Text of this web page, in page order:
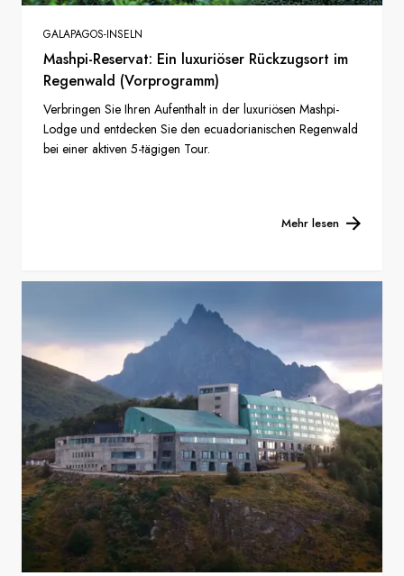
GALAPAGOS-INSELN
Mashpi-Reservat: Ein luxuriöser Rückzugsort im
Regenwald (Vorprogramm)
Verbringen Sie Ihren Aufenthalt in der luxuriösen Mashpi-
Lodge und entdecken Sie den ecuadorianischen Regenwald
bei einer aktiven 5-tägigen Tour.
Mehr lesen